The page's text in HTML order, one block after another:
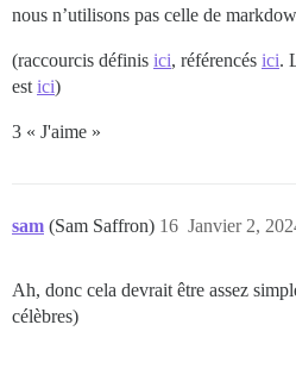
nous n’utilisons pas celle de
(raccourcis définis ici, référencés ici.
est ici)
3 « J'aime »
sam (Sam Saffron) Janvier 2,
16
Ah, donc cela devrait être assez
célèbres)